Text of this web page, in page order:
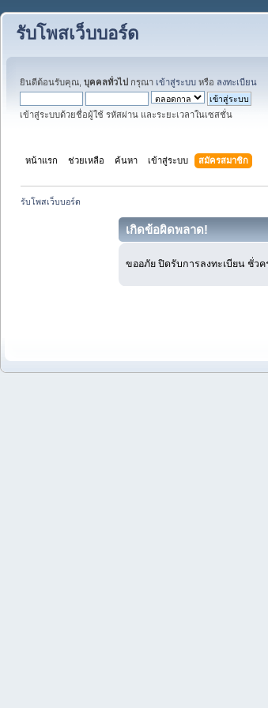
รับโพสเว็บบอร์ด
ยินดีต้อนรับคุณ, บุคคลทั่วไป กรุณา เข้าสู่ระบบ หรือ ลงทะเบียน
เข้าสู่ระบบด้วยชื่อผู้ใช้ รหัสผ่าน และระยะเวลาในเซสชั่น
หน้าแรก ช่วยเหลือ ค้นหา เข้าสู่ระบบ สมัครสมาชิก
รับโพสเว็บบอร์ด
เกิดข้อผิดพลาด!
ขออภัย ปิดรับการลงทะเบียน ชั่วค